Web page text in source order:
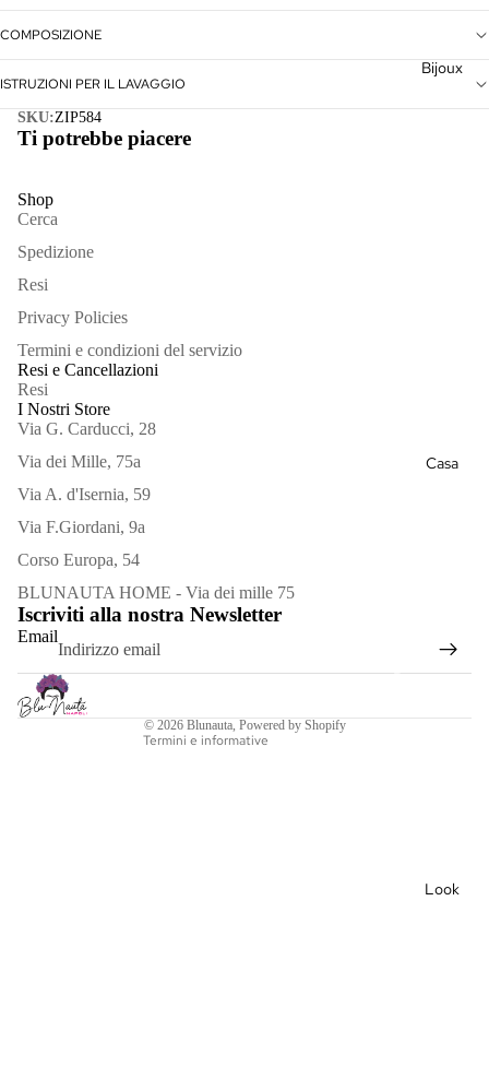
Vedi
Bijoux
VediCasa
Decor
Look
COMPOSIZIONE
ISTRUZIONI PER IL LAVAGGIO
SKU:ZIP584
Ti potrebbe piacere
Shop
Cerca
Spedizione
Resi
Privacy Policies
Termini e condizioni del servizio
Resi e Cancellazioni
Resi
I Nostri Store
Via G. Carducci, 28
Via dei Mille, 75a
Via A. d'Isernia, 59
Via F.Giordani, 9a
Corso Europa, 54
BLUNAUTA HOME - Via dei mille 75
Iscriviti alla nostra Newsletter
Email
© 2026 Blunauta, Powered by Shopify
Termini e informative
Informativa sulla privacy
Termini e condizioni del servizio
Informativa sulle spedizioni
Recapiti